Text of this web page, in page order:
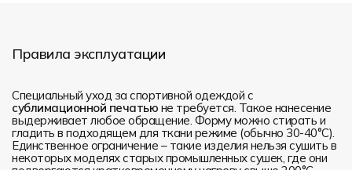
Правила эксплуатации
Специальный уход за спортивной одеждой с
сублимационной печатью не требуется. Такое нанесение
выдерживает любое обращение. Форму можно стирать и
гладить в подходящем для ткани режиме (обычно 30-40°С).
Единственное ограничение – такие изделия нельзя сушить в
некоторых моделях старых промышленных сушек, где они